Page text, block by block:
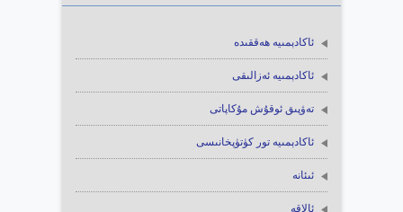
ئاكادېمىيە ھەققىدە
ئاكادېمىيە ئەزالىقى
تەۋپىق ئوقۇش مۇكاپاتى
ئاكادېمىيە تور كۈتۈپخانىسى
ئىئانە
ئالاقە